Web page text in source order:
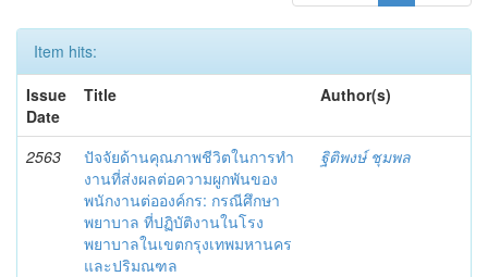
Item hits:
Issue
Date
Title Author(s)
2563
ปัจจัยด้านคุณภาพชีวิตในการทํา
งานที่ส่งผลต่อความผูกพันของ
พนักงานต่อองค์กร: กรณีศึกษา
พยาบาล ที่ปฏิบัติงานในโรง
พยาบาลในเขตกรุงเทพมหานคร
และปริมณฑล
ฐิติพงษ์ ชุมพล